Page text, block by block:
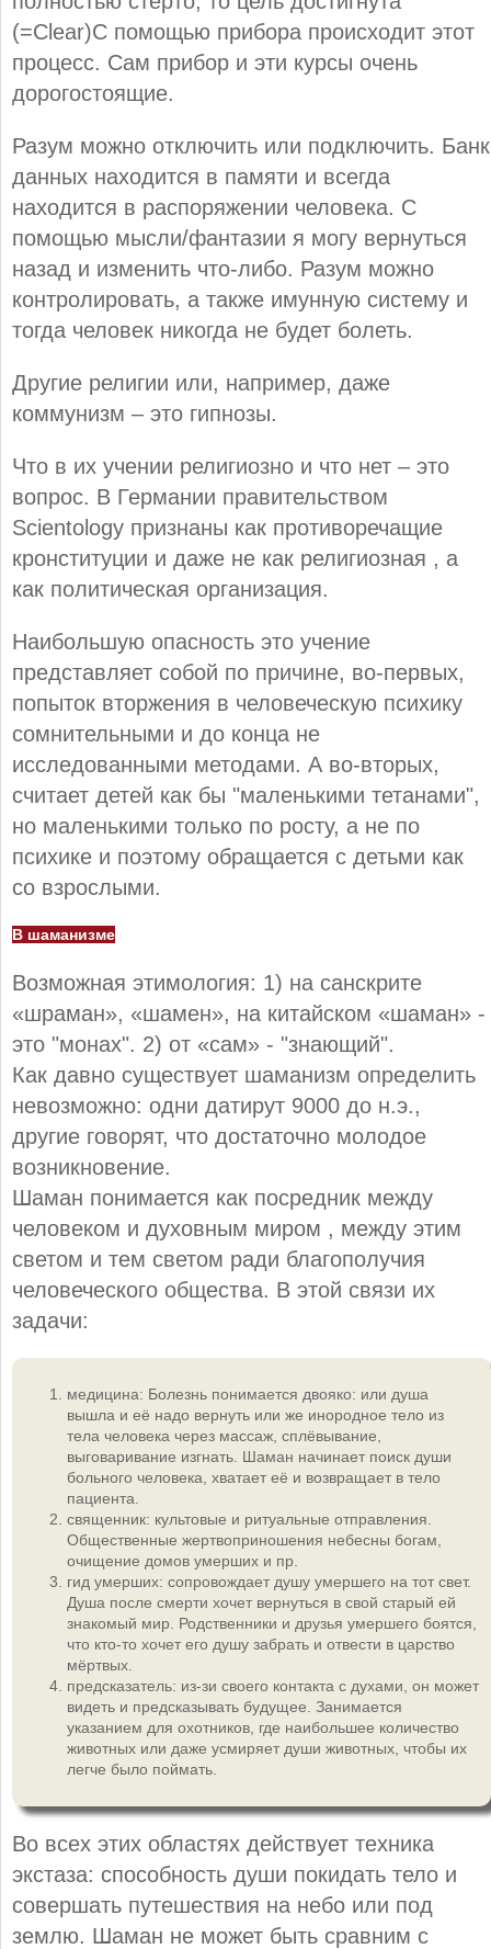
(=Clear)С помощью прибора происходит этот
процесс. Сам прибор и эти курсы очень
дорогостоящие.
Разум можно отключить или подключить. Банк
данных находится в памяти и всегда
находится в распоряжении человека. С
помощью мысли/фантазии я могу вернуться
назад и изменить что-либо. Разум можно
контролировать, а также имунную систему и
тогда человек никогда не будет болеть.
Другие религии или, например, даже
коммунизм – это гипнозы.
Что в их учении религиозно и что нет – это
вопрос. В Германии правительством
Scientology признаны как противоречащие
кронституции и даже не как религиозная , а
как политическая организация.
Наибольшую опасность это учение
представляет собой по причине, во-первых,
попыток вторжения в человеческую психику
сомнительными и до конца не
исследованными методами. А во-вторых,
считает детей как бы "маленькими тетанами",
но маленькими только по росту, а не по
психике и поэтому обращается с детьми как
со взрослыми.
В шаманизме
Возможная этимология: 1) на санскрите
«шраман», «шамен», на китайском «шаман» -
это "монах". 2) от «сам» - "знающий".
Как давно существует шаманизм определить
невозможно: одни датирут 9000 до н.э.,
другие говорят, что достаточно молодое
возникновение.
Шаман понимается как посредник между
человеком и духовным миром , между этим
светом и тем светом ради благополучия
человеческого общества. В этой связи их
задачи:
медицина: Болезнь понимается двояко: или душа
вышла и её надо вернуть или же инородное тело из
тела человека через массаж, сплёвывание,
выговаривание изгнать. Шаман начинает поиск души
больного человека, хватает её и возвращает в тело
пациента.
священник: культовые и ритуальные отправления.
Общественные жертвоприношения небесны богам,
очищение домов умерших и пр.
гид умерших: сопровождает душу умершего на тот свет.
Душа после смерти хочет вернуться в свой старый ей
знакомый мир. Родственники и друзья умершего боятся,
что кто-то хочет его душу забрать и отвести в царство
мёртвых.
предсказатель: из-зи своего контакта с духами, он может
видеть и предсказывать будущее. Занимается
указанием для охотников, где наибольшее количество
животных или даже усмиряет души животных, чтобы их
легче было поймать.
Во всех этих областях действует техника
экстаза: способность души покидать тело и
совершать путешествия на небо или под
землю. Шаман не может быть сравним с